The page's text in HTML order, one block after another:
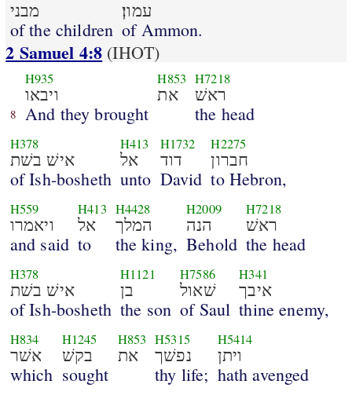
מבני
of the children
עמון׃
of Ammon.
2 Samuel 4:8 (IHOT)
8
H935
ויבאו
And they brought
H853
את
H7218
ראשׁ
the head
H378
אישׁ בשׁת
of Ish-bosheth
H413
אל
unto
H1732
דוד
David
H2275
חברון
to Hebron,
H559
ויאמרו
and said
H413
אל
to
H4428
המלך
the king,
H2009
הנה
Behold
H7218
ראשׁ
the head
H378
אישׁ בשׁת
of Ish-bosheth
H1121
בן
the son
H7586
שׁאול
of Saul
H341
איבך
thine enemy,
H834
אשׁר
which
H1245
בקשׁ
sought
H853
את
H5315
נפשׁך
thy life;
H5414
ויתן
hath avenged